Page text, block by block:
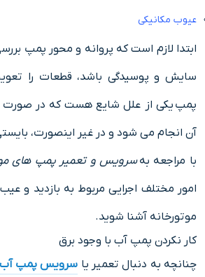
عیوب مکانیکی
ابتدا لازم است که پروانه و محور پمپ
سایش و پوسیدگی باشد، قطعات را
پمپ یکی از علل شایع هست که در صورت
آن انجام می شود و در غیر اینصورت،
با مراجعه بهسرویس و تعمیر پمپ های
امور مختلف اجرایی مربوط به بازدید و
موتورخانه آشنا شوید.
کار نکردن پمپ آب با وجود برق
چنانچه به دنبال تعمیر یا سرویس پمپ آب